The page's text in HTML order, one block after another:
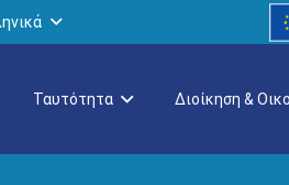
Ταυτότητα Διοίκηση &